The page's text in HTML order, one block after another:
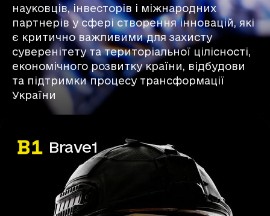
науковців, інвесторів і міжнародних
партнерів у сфері створення інновацій, які
є критично важливими для захисту
суверенітету та територіальної цілісності,
економічного розвитку країни, відбудови
та підтримки процесу трансформації
України
Brave1